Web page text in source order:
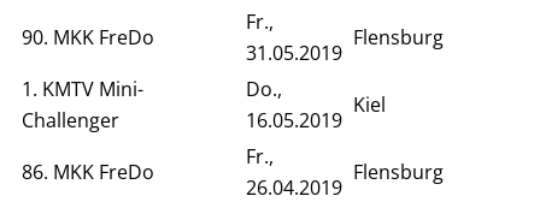
90. MKK FreDo
Fr.,
31.05.2019
Flensburg
1. KMTV Mini-
Challenger
Do.,
16.05.2019
Kiel
86. MKK FreDo
Fr.,
26.04.2019
Flensburg